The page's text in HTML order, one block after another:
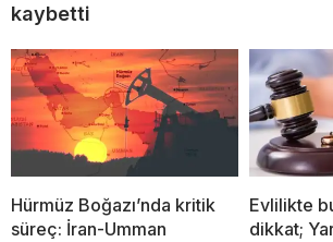
kaybetti
Hürmüz Boğazı’nda kritik
süreç: İran-Umman
Evlilikte
dikkat;